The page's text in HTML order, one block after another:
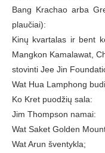
Bang Krachao arba
plaučiai):
Kinų kvartalas ir bent
Mangkon Kamalawat,
stovinti Jee Jin
Wat Hua Lamphong
Ko Kret puodžių sala:
Jim Thompson namai:
Wat Saket Golden
Wat Arun šventykla;